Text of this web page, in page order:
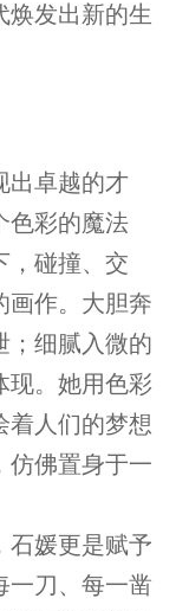
焕发出新的生
出卓越的才
色彩的魔法
，碰撞、交
画作。大胆奔
；细腻入微的
现。她用色彩
着人们的梦想
仿佛置身于一
石媛更是赋予
一刀、每一凿